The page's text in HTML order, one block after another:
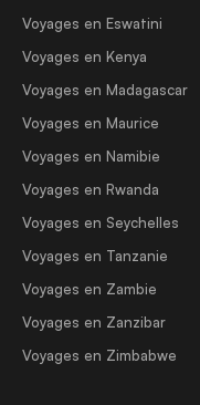
Voyages en Eswatini
Voyages en Kenya
Voyages en Madagascar
Voyages en Maurice
Voyages en Namibie
Voyages en Rwanda
Voyages en Seychelles
Voyages en Tanzanie
Voyages en Zambie
Voyages en Zanzibar
Voyages en Zimbabwe